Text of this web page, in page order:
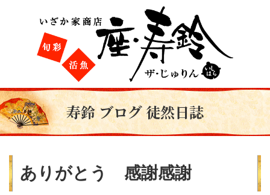
寿鈴 ブログ 徒然日誌
ありがとう 感謝感謝